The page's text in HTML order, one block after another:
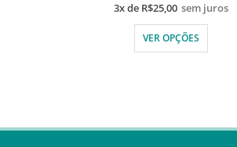
3x de R$25,00 sem juros
VER OPÇÕES